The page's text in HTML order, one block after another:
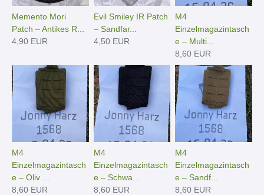
Memento Mori
Patch – Antikes R...
4,90 EUR
Evil Smiley IR Patch
– Sandfar...
4,50 EUR
M4
Einzelmagazintasch
e – Multi...
8,60 EUR
M4
Einzelmagazintasch
e – Oliv ...
8,60 EUR
M4
Einzelmagazintasch
e – Schwa...
8,60 EUR
M4
Einzelmagazintasch
e – Sandf...
8,60 EUR